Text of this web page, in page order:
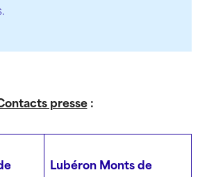
presse:
Lubéron Monts de